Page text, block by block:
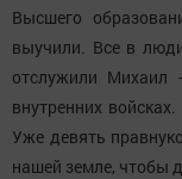
Высшего
выучили. Все в
отслужили
внутренних
Уже девять
нашей земле, чтобы